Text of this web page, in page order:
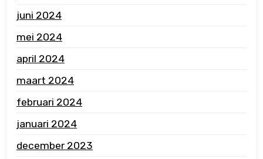
juni 2024
mei 2024
april 2024
maart 2024
februari 2024
januari 2024
december 2023